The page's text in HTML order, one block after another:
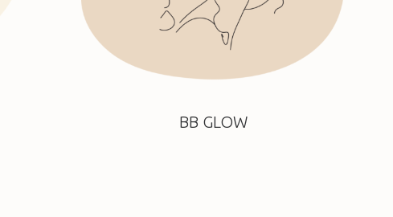
BB GLOW